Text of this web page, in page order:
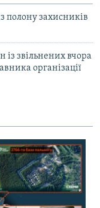
полону захисників
звільнених вчора
організації